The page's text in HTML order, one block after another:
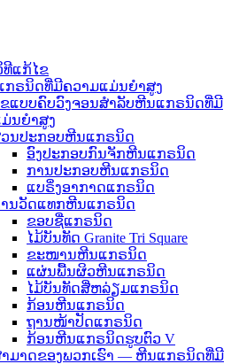
ແກ້ໄຂ
ຣນິດທີ່ມີຄວາມແມ່ນຍຳສູງ
ແບບຄົບວົງຈອນສຳລັບຫີນແກຣນິດທີ່ມີ
ນຍໍາສູງ
ນປະກອບຫີນແກຣນິດ
ອົງປະກອບກົນຈັກຫີນແກຣນິດ
ການປະກອບຫີນແກຣນິດ
ແບຣິ່ງອາກາດແກຣນິດ
ນວັດແທກຫີນແກຣນິດ
ຂອບຊື່ແກຣນິດ
ໄມ້ບັນທັດ Granite Tri Square
ຂະໜານຫີນແກຣນິດ
ແຜ່ນພື້ນຜິວຫີນແກຣນິດ
ໄມ້ບັນທັດສີ່ຫລ່ຽມແກຣນິດ
ກ້ອນຫີນແກຣນິດ
ຖານໜ້າປັດແກຣນິດ
ກ້ອນຫີນແກຣນິດຮູບຕົວ V
ມາດຂອງພວກເຮົາ — ຫີນແກຣນິດທີ່ມີ